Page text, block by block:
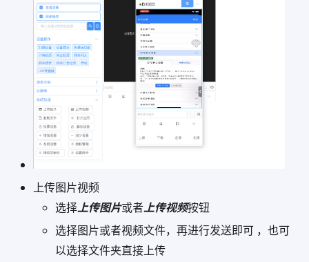
上传图片视频
选择上传图片或者上传视频按钮
选择图片或者视频文件，再进行发送即可 ，也可
以选择文件夹直接上传